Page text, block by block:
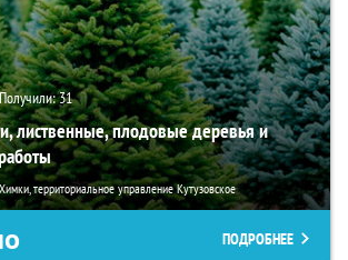
Получили:31
лиственные, плодовые деревья и
территориальное управление Кутузовское
ПОДРОБНЕЕ